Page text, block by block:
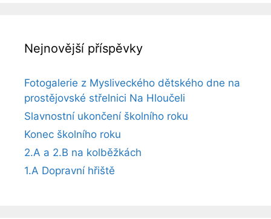
Nejnovější příspěvky
Fotogalerie z Mysliveckého dětského dne na
prostějovské střelnici Na Hloučeli
Slavnostní ukončení školního roku
Konec školního roku
2.A a 2.B na kolběžkách
1.A Dopravní hřiště